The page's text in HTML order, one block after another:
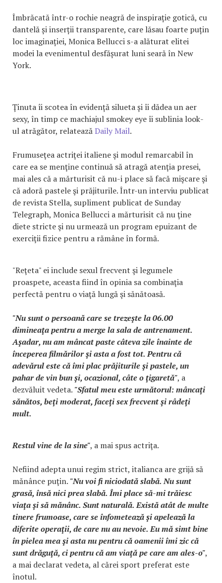
Îmbrăcată într-o rochie neagră de inspirație gotică, cu
dantelă și inserții transparente, care lăsau foarte puțin
loc imaginației, Monica Bellucci s-a alăturat elitei
modei la evenimentul desfășurat luni seară în New
York.
Ținuta îi scotea în evidență silueta și îi dădea un aer
sexy, în timp ce machiajul smokey eye îi sublinia look-
ul atrăgător, relateazăDaily Mail.
Frumuseţea actriţei italiene şi modul remarcabil în
care ea se menţine continuă să atragă atenţia presei,
mai ales că a mărturisit că nu-i place să facă mişcare şi
că adoră pastele şi prăjiturile. Într-un interviu publicat
de revista Stella, supliment publicat de Sunday
Telegraph, Monica Bellucci a mărturisit că nu ţine
diete stricte şi nu urmează un program epuizant de
exerciţii fizice pentru a rămâne în formă.
"Reţeta" ei include sexul frecvent şi legumele
proaspete, aceasta fiind în opinia sa combinaţia
perfectă pentru o viaţă lungă şi sănătoasă.
"Nu sunt o persoană care se trezeşte la 06.00
dimineaţa pentru a merge la sala de antrenament.
Aşadar, nu am mâncat paste câteva zile înainte de
începerea filmărilor şi asta a fost tot. Pentru că
adevărul este că îmi plac prăjiturile şi pastele, un
pahar de vin bun şi, ocazional, câte o ţigaretă", a
dezvăluit vedeta. "Sfatul meu este următorul: mâncaţi
sănătos, beţi moderat, faceţi sex frecvent şi râdeţi
mult.
Restul vine de la sine", a mai spus actriţa.
Nefiind adepta unui regim strict, italianca are grijă să
mănânce puţin. "Nu voi fi niciodată slabă. Nu sunt
grasă, însă nici prea slabă. Îmi place să-mi trăiesc
viaţa şi să mănânc. Sunt naturală. Există atât de multe
tinere frumoase, care se înfometează şi apelează la
diferite operaţii, de care nu au nevoie. Eu mă simt bine
în pielea mea şi asta nu pentru că oamenii îmi zic că
sunt drăguţă, ci pentru că am viaţă pe care am ales-o",
a mai declarat vedeta, al cărei sport preferat este
înotul.